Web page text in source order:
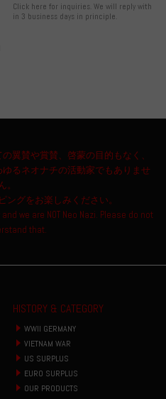
Click here for inquiries. We will reply with
in 3 business days in principle.
翼賛や賞賛、啓蒙の目的もなく、
るネオナチの活動家でもありませ
。
ングをお楽しみください。
we are NOT Neo Nazi. Please do not
that.
HISTORY & CATEGORY
WWII GERMANY
VIETNAM WAR
US SURPLUS
EURO SURPLUS
OUR PRODUCTS